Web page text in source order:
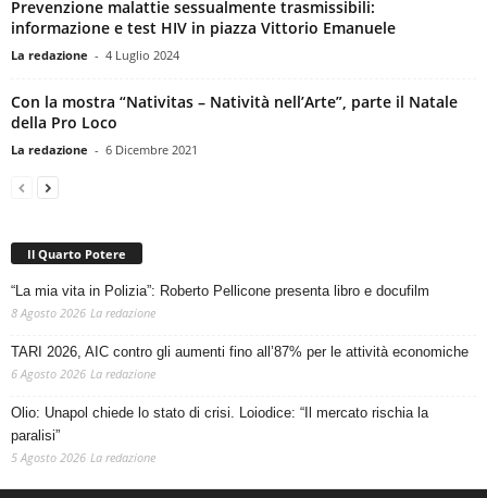
Prevenzione malattie sessualmente trasmissibili:
informazione e test HIV in piazza Vittorio Emanuele
La redazione - 4 Luglio 2024
Con la mostra “Nativitas – Natività nell’Arte”, parte il Natale
della Pro Loco
La redazione - 6 Dicembre 2021
Il Quarto Potere
“La mia vita in Polizia”: Roberto Pellicone presenta libro e docufilm
8 Agosto 2026 La redazione
TARI 2026, AIC contro gli aumenti fino all’87% per le attività economiche
6 Agosto 2026 La redazione
Olio: Unapol chiede lo stato di crisi. Loiodice: “Il mercato rischia la
paralisi”
5 Agosto 2026 La redazione